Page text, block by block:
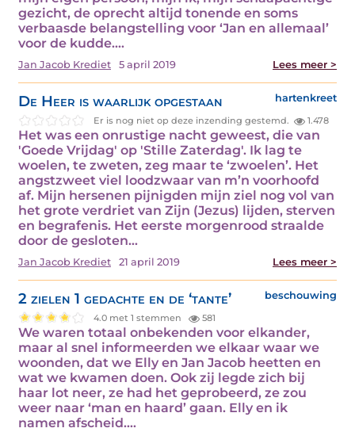
gezicht, de oprecht altijd tonende en soms
verbaasde belangstelling voor ‘Jan en allemaal’
voor de kudde.…
Jan Jacob Krediet 5 april 2019 Lees meer >
De Heer is waarlijk opgestaan hartenkreet
Er is nog niet op deze inzending gestemd. 1.478
Het was een onrustige nacht geweest, die van
'Goede Vrijdag' op 'Stille Zaterdag'. Ik lag te
woelen, te zweten, zeg maar te ‘zwoelen’. Het
angstzweet viel loodzwaar van m’n voorhoofd
af. Mijn hersenen pijnigden mijn ziel nog vol van
het grote verdriet van Zijn (Jezus) lijden, sterven
en begrafenis. Het eerste morgenrood straalde
door de gesloten…
Jan Jacob Krediet 21 april 2019 Lees meer >
2 zielen 1 gedachte en de ‘tante’ beschouwing
4.0 met 1 stemmen 581
We waren totaal onbekenden voor elkander,
maar al snel informeerden we elkaar waar we
woonden, dat we Elly en Jan Jacob heetten en
wat we kwamen doen. Ook zij legde zich bij
haar lot neer, ze had het geprobeerd, ze zou
weer naar ‘man en haard’ gaan. Elly en ik
namen afscheid.…